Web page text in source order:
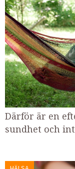
Därför är en
sundhet och